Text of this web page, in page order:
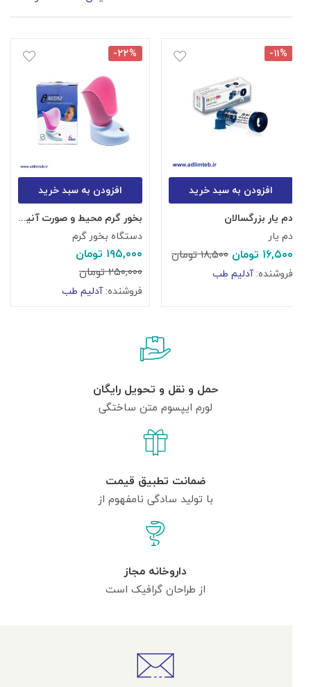
افزودن به سبد خرید
-۱۱%
دم یار بزرگسالان
دم یار
۱۶,۵۰۰تومان۱۸,۵۰۰تومان
فروشنده:آدلیم طب
افزودن به سبد خرید
-۲۲%
بخور گرم محیط و صورت آنیساز
دستگاه بخور گرم
۱۹۵,۰۰۰تومان
۲۵۰,۰۰۰تومان
فروشنده:آدلیم طب
حمل و نقل و تحویل رایگان
لورم ایپسوم متن ساختگی
ضمانت تطبیق قیمت
با تولید سادگی نامفهوم از
داروخانه مجاز
از طراحان گرافیک است